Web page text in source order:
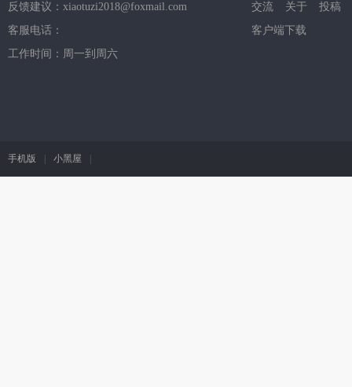
反馈建议：xiaotuzi2018@foxmail.com
客服电话：
工作时间：周一到周六
交流 关于
投稿
客户端下载
手机版 小黑屋